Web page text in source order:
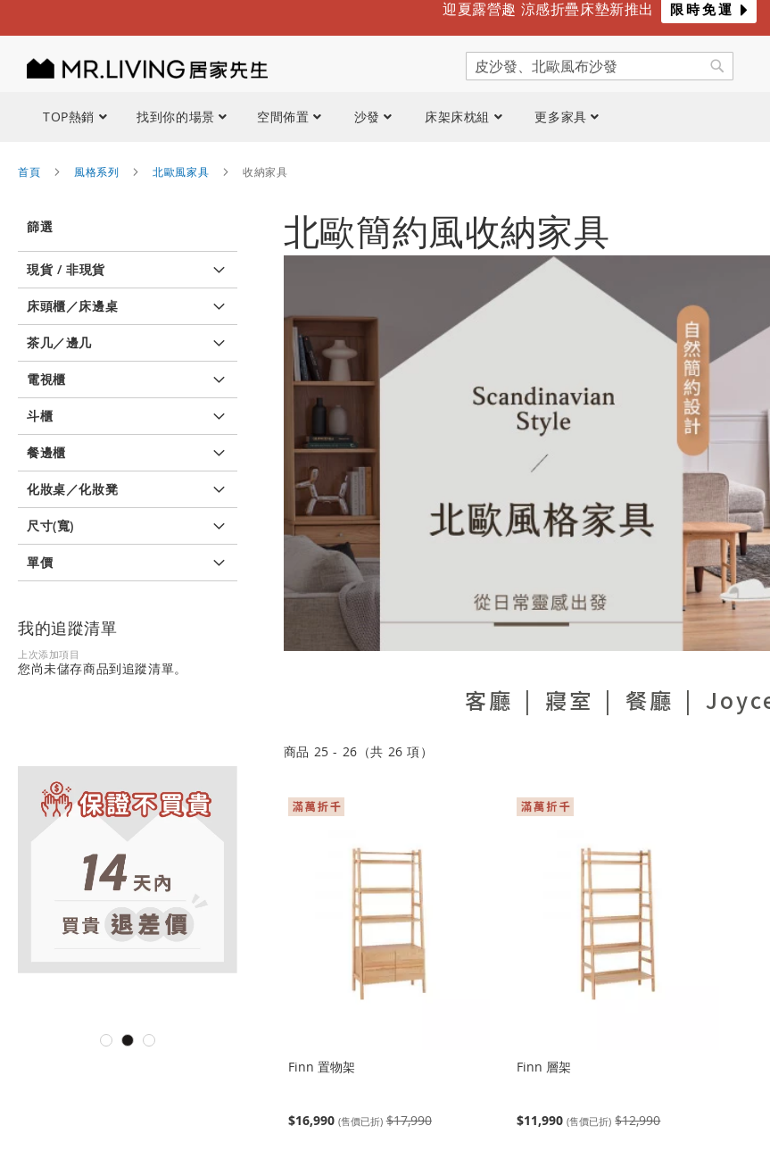
年度最爸氣優惠 限時滿萬折千倒數 5天10時20
迎夏露營趣 涼感折疊床墊新推出 限時免運
搜
尋
TOP熱銷 找到你的場景 空間佈置 沙發 床架床枕組 更多家具
首頁 風格系列 北歐風家具 收納家具
北歐簡約風收納家具
客廳 寢室 餐廳
商品 25 - 26 （共 26 項）
Finn 置物架
$16,990 (售價已折) $17,990
Finn 層架
$11,990 (售價已折) $12,990
篩選
現貨 / 非現貨
床頭櫃／床邊桌
茶几／邊几
電視櫃
斗櫃
餐邊櫃
化妝桌／化妝凳
尺寸(寬)
單價
我的追蹤清單
上次添加項目
您尚未儲存商品到追蹤清單。